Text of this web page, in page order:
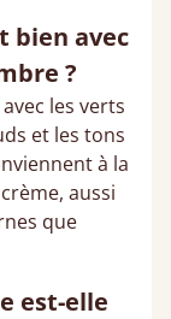
bien avec
?
les verts
et les tons
à la
aussi
que
est-elle